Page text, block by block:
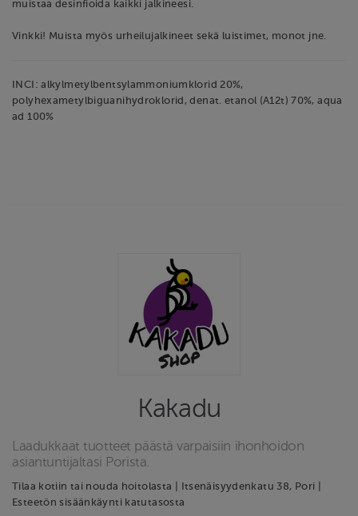
muistaa desinfioida kaikki jalkineesi.
Vinkki! Muista myös urheilujalkineet sekä luistimet, monot jne.
INCI: alkylmetylbentsylammoniumklorid 20%,
polyhexametylbiguanihydroklorid, denat. etanol (A12t) 70%, aqua
ad 100%
Kakadu
Laadukkaat tuotteet päästä varpaisiin ihonhoidon
asiantuntijaltasi Porista.
Tilaa kotiin tai nouda hoitolasta | Itsenäisyydenkatu 38, Pori |
Esteetön sisäänkäynti katutasosta